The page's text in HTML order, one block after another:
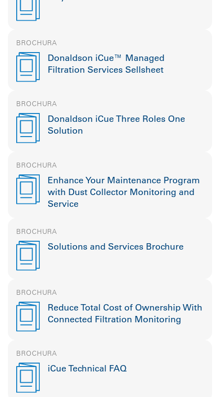
BROCHURA
Donaldson iCue™ Managed
Filtration Services Sellsheet
BROCHURA
Donaldson iCue Three Roles One
Solution
BROCHURA
Enhance Your Maintenance Program
with Dust Collector Monitoring and
Service
BROCHURA
Solutions and Services Brochure
BROCHURA
Reduce Total Cost of Ownership With
Connected Filtration Monitoring
BROCHURA
iCue Technical FAQ